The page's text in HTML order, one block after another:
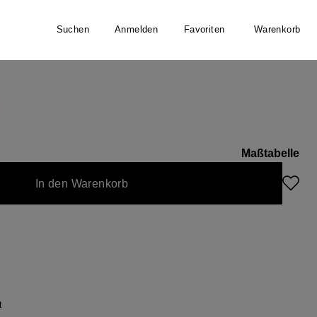
Suchen Anmelden Favoriten Warenkorb
zurzeit nicht verfügbar.)
Maßtabelle
In den Warenkorb